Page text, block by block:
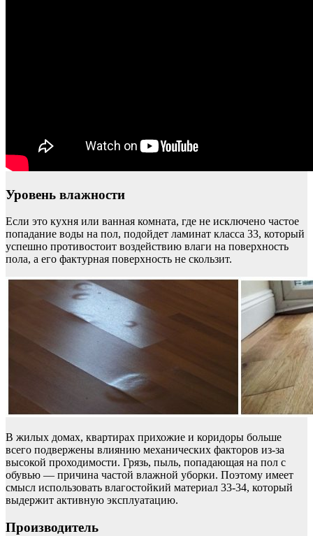
Уровень влажности
Если это кухня или ванная комната, где не исключено частое
попадание воды на пол, подойдет ламинат класса 33, который
успешно противостоит воздействию влаги на поверхность
пола, а его фактурная поверхность не скользит.
В жилых домах, квартирах прихожие и коридоры больше
всего подвержены влиянию механических факторов из-за
высокой проходимости. Грязь, пыль, попадающая на пол с
обувью — причина частой влажной уборки. Поэтому имеет
смысл использовать влагостойкий материал 33-34, который
выдержит активную эксплуатацию.
Производитель